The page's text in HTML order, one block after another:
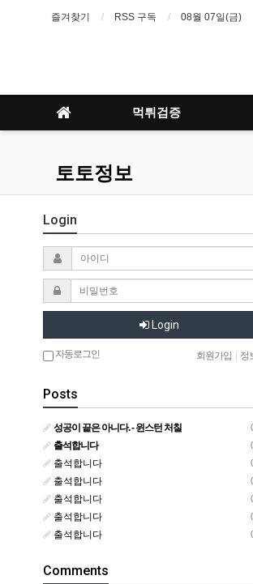
즐겨찾기 RSS 구독 08월 07일(금)
먹튀검증
토토정보
Login
Login
자동로그인 회원가입 정
Posts
성공이 끝은 아니다. - 윈스턴 처칠
출석합니다
출석합니다
출석합니다
출석합니다
출석합니다
출석합니다
Comments